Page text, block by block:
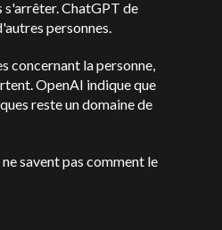
s'arrêter.ChatGPT de
personnes.
concernant la personne,
OpenAI indique que
reste un domaine de
savent pas comment le